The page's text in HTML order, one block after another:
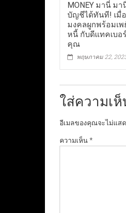
MONEY มานี่ มา
บัญชีได้ทันที! เมื่อ
มงคลผูกพร้อมเ
หนี้ กับดีแทคเบอ
คุณ
พฤษภาคม 22,
ใส่ความเ
อีเมลของคุณจะไม่แส
ความเห็น*